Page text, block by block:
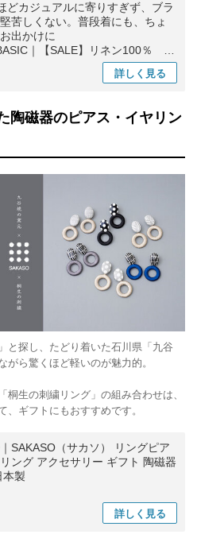
どカジュアルに寄りすぎず、ブラ
苦しくない。普段着にも、ちょ
出かけに
｜【SALE】リネン100％ ポ
ラウス トップス ギフト お出かけ
詳しく 見る
陶磁器のピアス・イヤリン
と探し、たどり着いた石川県「九谷
ら驚くほど軽いのが魅力的。
生の刺繍リング」の組み合わせは、
ギフトにもおすすめです。
SAKASO（サカソ） リングピア
ング アクセサリー ギフト 陶磁器
本製
詳しく 見る